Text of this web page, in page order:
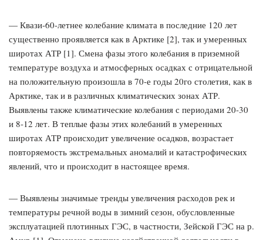
— Квази-60-летнее колебание климата в последние 120 лет
существенно проявляется как в Арктике [2], так и умеренных
широтах АТР [1]. Смена фазы этого колебания в приземной
температуре воздуха и атмосферных осадках с отрицательной
на положительную произошла в 70-е годы 20го столетия, как в
Арктике, так и в различных климатических зонах АТР.
Выявлены также климатические колебания с периодами 20-30
и 8-12 лет. В теплые фазы этих колебаний в умеренных
широтах АТР происходит увеличение осадков, возрастает
повторяемость экстремальных аномалий и катастрофических
явлений, что и происходит в настоящее время.
— Выявлены значимые тренды увеличения расходов рек и
температуры речной воды в зимний сезон, обусловленные
эксплуатацией плотинных ГЭС, в частности, Зейской ГЭС на р.